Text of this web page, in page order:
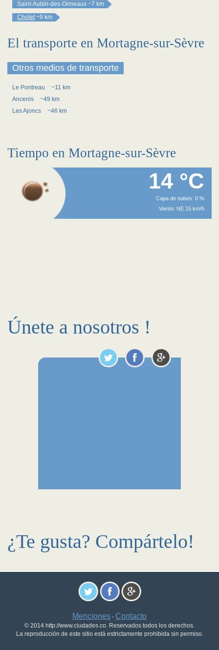
Saint-Aubin-des-Ormeaux ~7 km
Cholet ~9 km
El transporte en Mortagne-sur-Sèvre
Otros medios de transporte
Le Pontreau
~11 km
Ancenis
~49 km
Les Ajoncs
~46 km
Tiempo en Mortagne-sur-Sèvre
14 °C
Capa de nubes: 0 %
Viento: NE 15 km/h
Únete a nosotros !
¿Te gusta? Compártelo!
Menciones - Contacto
© 2014 http://www.ciudades.co. Reservados todos los derechos.
La reproducción de este sitio está estrictamente prohibida sin permiso.